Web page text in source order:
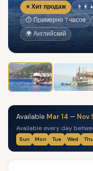
⭐ Хит продаж
⏱ Примерно 7 часов
🌍 Английский
Available Mar 14 — Nov
Available every day
Sun Mon Tue Wed Thu